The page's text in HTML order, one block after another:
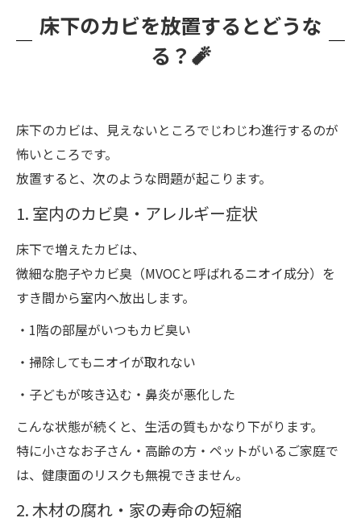
床下のカビを放置するとどうな
る？🧨
床下のカビは、見えないところでじわじわ進行するのが
怖いところです。
放置すると、次のような問題が起こります。
1. 室内のカビ臭・アレルギー症状
床下で増えたカビは、
微細な胞子やカビ臭（MVOCと呼ばれるニオイ成分）を
すき間から室内へ放出します。
・1階の部屋がいつもカビ臭い
・掃除してもニオイが取れない
・子どもが咳き込む・鼻炎が悪化した
こんな状態が続くと、生活の質もかなり下がります。
特に小さなお子さん・高齢の方・ペットがいるご家庭で
は、健康面のリスクも無視できません。
2. 木材の腐れ・家の寿命の短縮